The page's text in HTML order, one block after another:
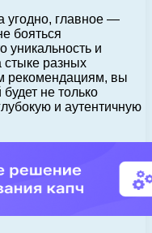
угодно, главное —
бояться
уникальность и
стыке разных
рекомендациям, вы
не только
и аутентичную